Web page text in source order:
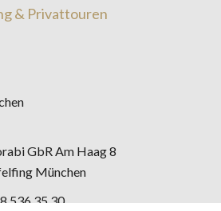
& Privattouren
GbR Am Haag 8
München
536 35 30